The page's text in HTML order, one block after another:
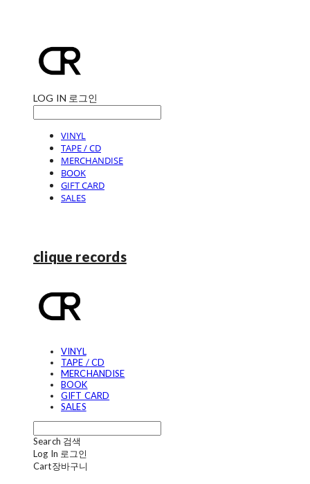
LOG IN 로그인
VINYL
TAPE / CD
MERCHANDISE
BOOK
GIFT CARD
SALES
clique records
VINYL
TAPE / CD
MERCHANDISE
BOOK
GIFT CARD
SALES
Search 검색
Log In 로그인
Cart장바구니